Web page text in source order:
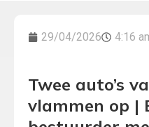
29/04/2026 4:16
Twee auto’s
vlammen op |